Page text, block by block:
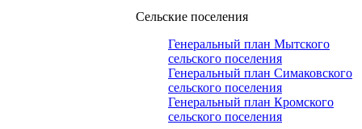
Сельские поселения
Генеральный план Мытского
сельского поселения
Генеральный план Симаковского
сельского поселения
Генеральный план Кромского
сельского поселения